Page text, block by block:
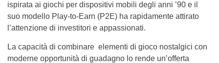
ispirata ai giochi per dispositivi mobili degli anni ’90 e il
suo modello Play-to-Earn (P2E) ha rapidamente attirato
l’attenzione di investitori e appassionati.
La capacità di combinare elementi di gioco nostalgici con
moderne opportunità di guadagno lo rende un’offerta